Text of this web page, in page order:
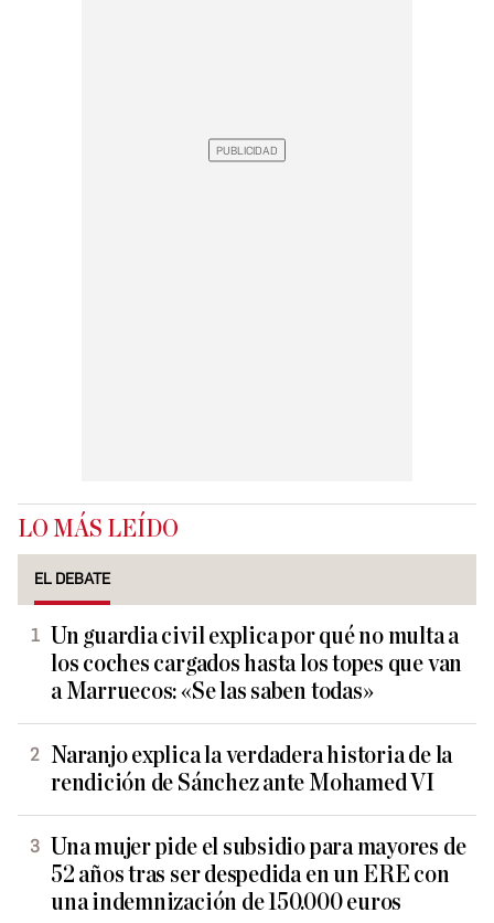
LO MÁS LEÍDO
EL DEBATE
Un guardia civil explica por qué no multa a
los coches cargados hasta los topes que van
a Marruecos: «Se las saben todas»
Naranjo explica la verdadera historia de la
rendición de Sánchez ante Mohamed VI
Una mujer pide el subsidio para mayores de
52 años tras ser despedida en un ERE con
una indemnización de 150.000 euros